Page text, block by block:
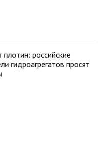
российские
гидроагрегатов просят